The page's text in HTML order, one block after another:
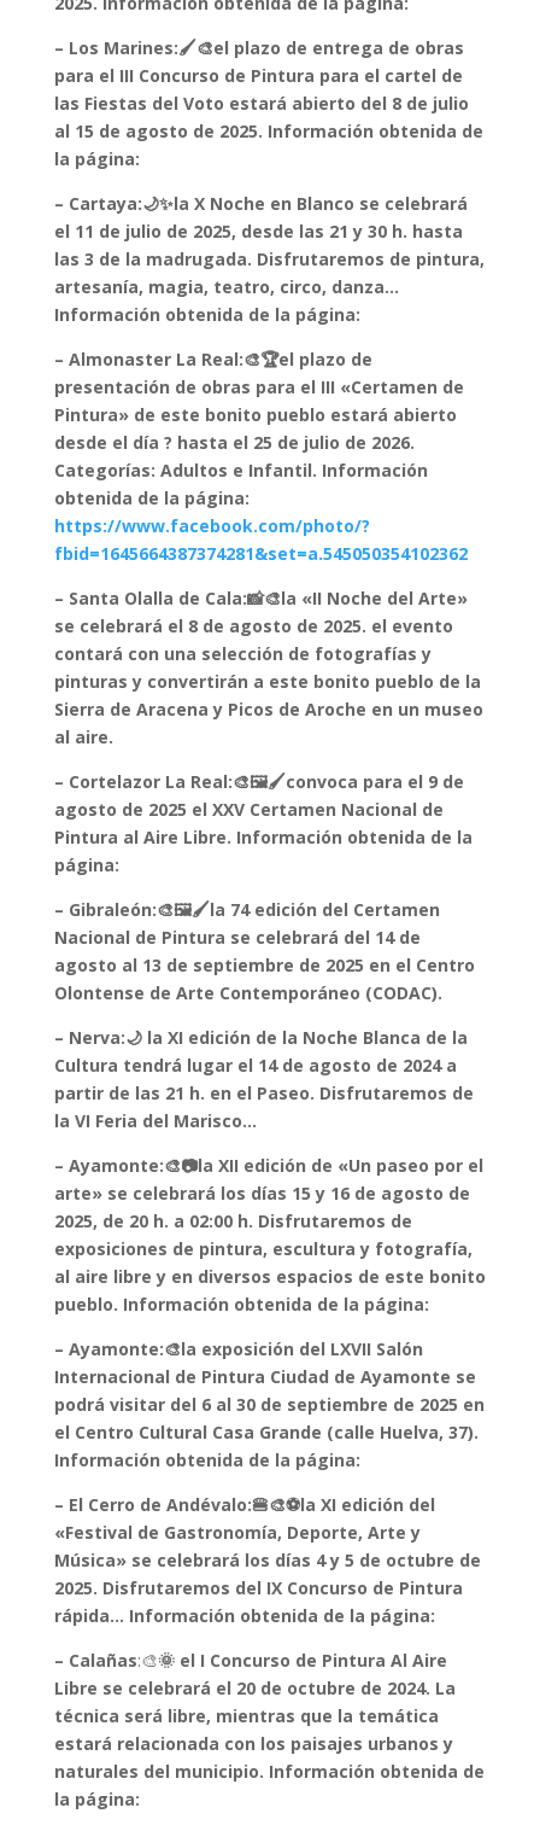
– Los Marines:🖌️🎨el plazo de entrega de obras
para el III Concurso de Pintura para el cartel de
las Fiestas del Voto estará abierto del 8 de julio
al 15 de agosto de 2025. Información obtenida de
la página:
– Cartaya:🌙✨la X Noche en Blanco se celebrará
el 11 de julio de 2025, desde las 21 y 30 h. hasta
las 3 de la madrugada. Disfrutaremos de pintura,
artesanía, magia, teatro, circo, danza…
Información obtenida de la página:
– Almonaster La Real:🎨🏆el plazo de
presentación de obras para el III «Certamen de
Pintura» de este bonito pueblo estará abierto
desde el día ? hasta el 25 de julio de 2026.
Categorías: Adultos e Infantil. Información
obtenida de la página:
https://www.facebook.com/photo/?
fbid=1645664387374281&set=a.545050354102362
– Santa Olalla de Cala:📸🎨la «II Noche del Arte»
se celebrará el 8 de agosto de 2025. el evento
contará con una selección de fotografías y
pinturas y convertirán a este bonito pueblo de la
Sierra de Aracena y Picos de Aroche en un museo
al aire.
– Cortelazor La Real:🎨🖼️🖌️convoca para el 9 de
agosto de 2025 el XXV Certamen Nacional de
Pintura al Aire Libre. Información obtenida de la
página:
– Gibraleón:🎨🖼️🖌️la 74 edición del Certamen
Nacional de Pintura se celebrará del 14 de
agosto al 13 de septiembre de 2025 en el Centro
Olontense de Arte Contemporáneo (CODAC).
– Nerva:🌙 la XI edición de la Noche Blanca de la
Cultura tendrá lugar el 14 de agosto de 2024 a
partir de las 21 h. en el Paseo. Disfrutaremos de
la VI Feria del Marisco…
– Ayamonte:🎨📷la XII edición de «Un paseo por el
arte» se celebrará los días 15 y 16 de agosto de
2025, de 20 h. a 02:00 h. Disfrutaremos de
exposiciones de pintura, escultura y fotografía,
al aire libre y en diversos espacios de este bonito
pueblo. Información obtenida de la página:
– Ayamonte:🎨la exposición del LXVII Salón
Internacional de Pintura Ciudad de Ayamonte se
podrá visitar del 6 al 30 de septiembre de 2025 en
el Centro Cultural Casa Grande (calle Huelva, 37).
Información obtenida de la página:
– El Cerro de Andévalo:🍔🎨⚽la XI edición del
«Festival de Gastronomía, Deporte, Arte y
Música» se celebrará los días 4 y 5 de octubre de
2025. Disfrutaremos del IX Concurso de Pintura
rápida… Información obtenida de la página:
– Calañas:🎨🌞 el I Concurso de Pintura Al Aire
Libre se celebrará el 20 de octubre de 2024. La
técnica será libre, mientras que la temática
estará relacionada con los paisajes urbanos y
naturales del municipio. Información obtenida de
la página: